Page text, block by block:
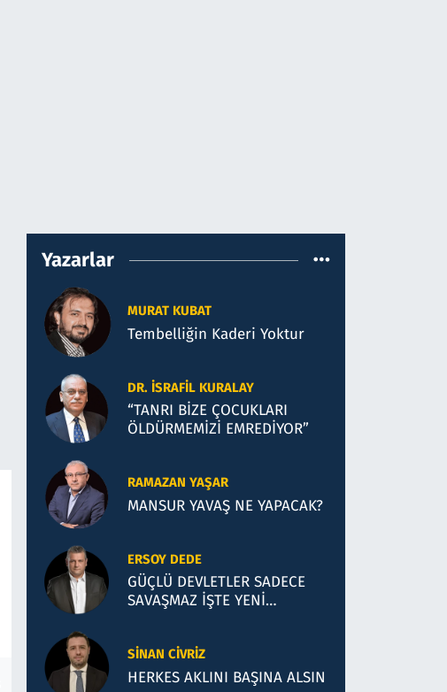
Yazarlar
MURAT KUBAT
Tembelliğin Kaderi Yoktur
DR. İSRAFIL KURALAY
“TANRI BİZE ÇOCUKLARI
ÖLDÜRMEMİZİ EMREDİYOR”
RAMAZAN YAŞAR
MANSUR YAVAŞ NE YAPACAK?
ERSOY DEDE
GÜÇLÜ DEVLETLER SADECE
SAVAŞMAZ İŞTE YENİ
SINAN CIVRIZ
HERKES AKLINI BAŞINA ALSIN